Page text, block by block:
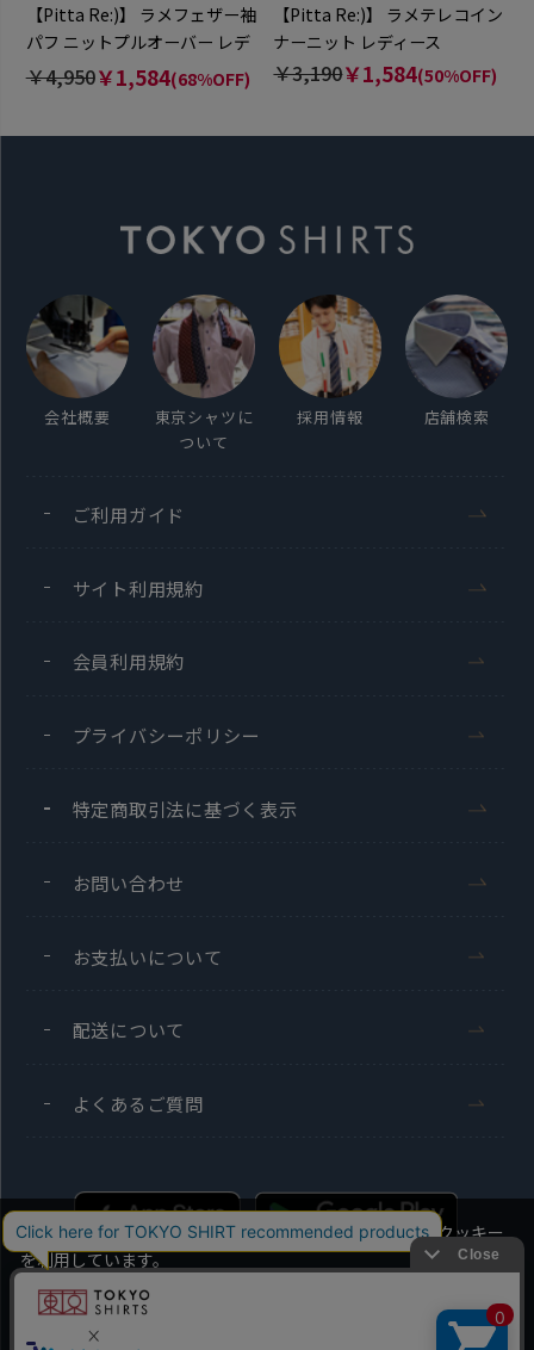
【Pitta Re:)】 ラメフェザー袖
パフ ニットプルオーバー レデ
ィース
￥4,950￥1,584(68%OFF)
【Pitta Re:)】 ラメテレコイン
ナーニット レディース
￥3,190￥1,584(50%OFF)
会社概要
東京シャツに
ついて
採用情報 店舗検索
ご利用ガイド
サイト利用規約
会員利用規約
プライバシーポリシー
特定商取引法に基づく表示
お問い合わせ
お支払いについて
配送について
よくあるご質問
当社のウェブサイトでは、お客様の利便性向上のためにクッキー
を利用しています。
本ウェブサイトをこのままご利用になる場合、クッキーの使用に
同意いただいたものとみなします。
クッキーを通じて収集する情報には、「お客様個人を特定できる